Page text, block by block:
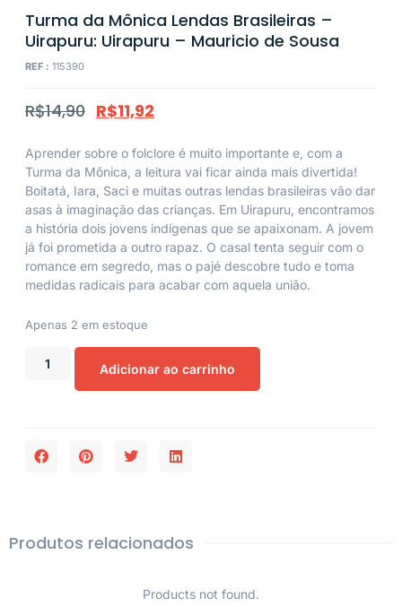
Turma da Mônica Lendas Brasileiras –
Uirapuru: Uirapuru – Mauricio de Sousa
REF : 115390
R$14,90 R$11,92
Aprender sobre o folclore é muito importante e, com a
Turma da Mônica, a leitura vai ficar ainda mais divertida!
Boitatá, Iara, Saci e muitas outras lendas brasileiras vão dar
asas à imaginação das crianças. Em Uirapuru, encontramos
a história dois jovens indígenas que se apaixonam. A jovem
já foi prometida a outro rapaz. O casal tenta seguir com o
romance em segredo, mas o pajé descobre tudo e toma
medidas radicais para acabar com aquela união.
Apenas 2 em estoque
Adicionar ao carrinho
Produtos relacionados
Products not found.